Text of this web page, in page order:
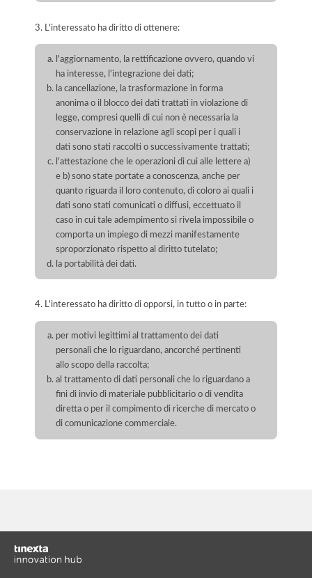
3. L'interessato ha diritto di ottenere:
l'aggiornamento, la rettificazione ovvero, quando vi
ha interesse, l'integrazione dei dati;
la cancellazione, la trasformazione in forma
anonima o il blocco dei dati trattati in violazione di
legge, compresi quelli di cui non è necessaria la
conservazione in relazione agli scopi per i quali i
dati sono stati raccolti o successivamente trattati;
l'attestazione che le operazioni di cui alle lettere a)
e b) sono state portate a conoscenza, anche per
quanto riguarda il loro contenuto, di coloro ai quali i
dati sono stati comunicati o diffusi, eccettuato il
caso in cui tale adempimento si rivela impossibile o
comporta un impiego di mezzi manifestamente
sproporzionato rispetto al diritto tutelato;
la portabilità dei dati.
4. L'interessato ha diritto di opporsi, in tutto o in parte:
per motivi legittimi al trattamento dei dati
personali che lo riguardano, ancorché pertinenti
allo scopo della raccolta;
al trattamento di dati personali che lo riguardano a
fini di invio di materiale pubblicitario o di vendita
diretta o per il compimento di ricerche di mercato o
di comunicazione commerciale.